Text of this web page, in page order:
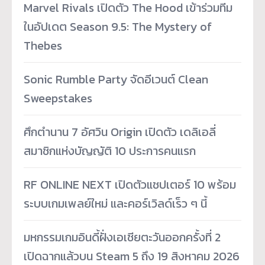
Marvel Rivals เปิดตัว The Hood เข้าร่วมทีม
ในอัปเดต Season 9.5: The Mystery of
Thebes
Sonic Rumble Party จัดอีเวนต์ Clean
Sweepstakes
ศึกตำนาน 7 อัศวิน Origin เปิดตัว เดลิเอลี่
สมาชิกแห่งบัญญัติ 10 ประการคนแรก
RF ONLINE NEXT เปิดตัวแชปเตอร์ 10 พร้อม
ระบบเกมเพลย์ใหม่ และคอร์เวิลด์เร็ว ๆ นี้
มหกรรมเกมอินดี้ฝั่งเอเชียตะวันออกครั้งที่ 2
เปิดฉากแล้วบน Steam 5 ถึง 19 สิงหาคม 2026